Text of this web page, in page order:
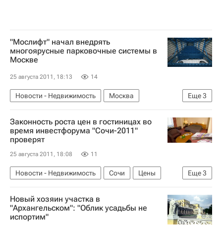
"Мослифт" начал внедрять
многоярусные парковочные системы в
Москве
25 августа 2011, 18:13 14
Еще3
Новости - Недвижимость
Москва
Парковка
Инфраструктура Россия
Законность роста цен в гостиницах во
время инвестфорума "Сочи-2011"
проверят
25 августа 2011, 18:08 11
Еще3
Новости - Недвижимость Сочи
Цены
Гостиницы
Коммерческая недвижимость
Россия
Новый хозяин участка в
"Архангельском": "Облик усадьбы не
испортим"